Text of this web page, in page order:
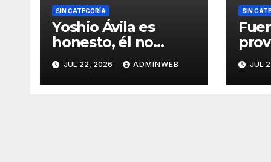
SIN CATEGORÍA
Yoshio Ávila es
honesto, él no
condiciona el apoyo
a alguna figura
política por una
JUL 22, 2026 ADMINWEB
SIN
sin
JUL